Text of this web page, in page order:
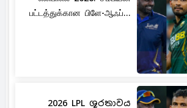
பட்டத்துக்கான பிளே-ஆஃப்...
2026 LPL ශූරතාවය